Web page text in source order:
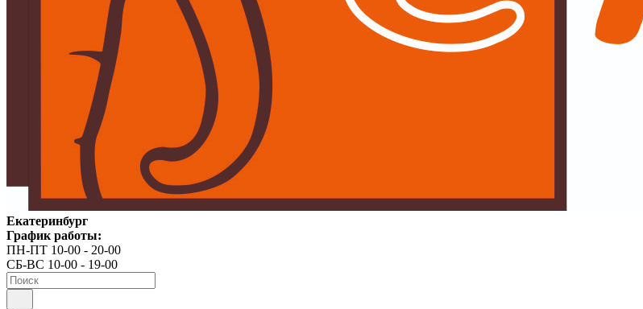
Екатеринбург
График работы:
ПН-ПТ 10-00 - 20-00
СБ-ВС 10-00 - 19-00